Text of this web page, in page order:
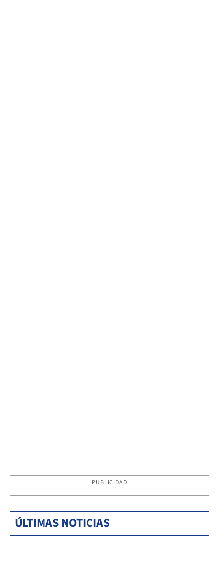
PUBLICIDAD
ÚLTIMAS NOTICIAS